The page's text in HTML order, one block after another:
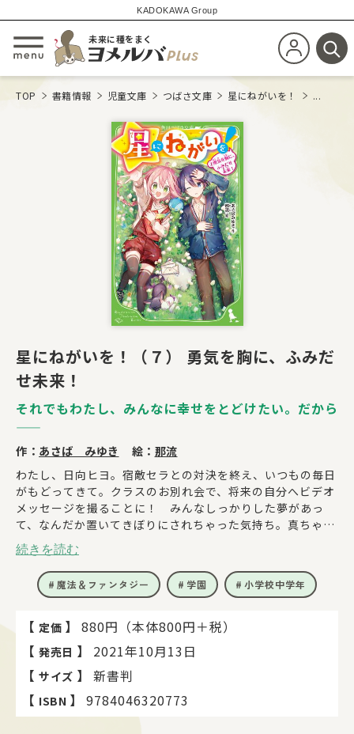
KADOKAWA Group
メニューを開閉する
未来に種をまく
新規会員登
検
TOP 書籍情報 児童文庫 つばさ文庫 星にねがいを！ ...
星にねがいを！（７） 勇気を胸に、ふみだ
せ未来！
それでもわたし、みんなに幸せをとどけたい。だから
作： あさば みゆき 絵： 那流
わたし、日向ヒヨ。宿敵セラとの対決を終え、いつもの毎日
がもどってきて。クラスのお別れ会で、将来の自分へビデオ
メッセージを撮ることに！ みんなしっかりした夢があっ
て、なんだか置いてきぼりにされちゃった気持ち。真ちゃん
はアメリカに行っちゃうかもしれないし……本当は、ずっと
このまま子どものままで、みんな一緒にいられたらいいのに
な。
そんな中「みんなの幸せをかなえればかなえるほど、ヒヨは
ゆらぐわたしの目の前に、幸せ配達人としての、最大の試練
続きを読む
魔法＆ファンタジー 学園 小学校中学年
【 定価 】
880円（本体800円＋税）
【 発売日 】
2021年10月13日
【 サイズ 】
新書判
【 ISBN 】 9784046320773